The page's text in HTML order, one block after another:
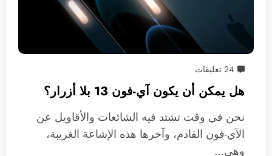
24 تعليقات
هل يمكن أن يكون آي-فون 13 بلا أزرار؟
نحن في وقت تشتد فيه الشائعات والأقاويل عن
الآي-فون القادم، وآخرها هذه الإشاعة الغريبة،
وهي…